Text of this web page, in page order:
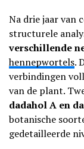
Na drie jaar van
structurele
verschillende
hennepwortels.
verbindingen
van de plant.
dadahol A en
botanische
gedetailleerde